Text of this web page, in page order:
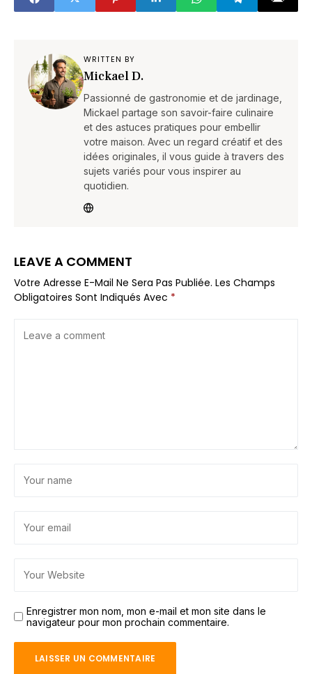
WRITTEN BY
Mickael D.
Passionné de gastronomie et de jardinage,
Mickael partage son savoir-faire culinaire
et des astuces pratiques pour embellir
votre maison. Avec un regard créatif et des
idées originales, il vous guide à travers des
sujets variés pour vous inspirer au
quotidien.
LEAVE A COMMENT
Votre Adresse E-Mail Ne Sera Pas Publiée. Les Champs
Obligatoires Sont Indiqués Avec *
Enregistrer mon nom, mon e-mail et mon site dans le
navigateur pour mon prochain commentaire.